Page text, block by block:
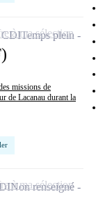
missions de
de Lacanau durant la
CDITemps plein
à ma sélection
Non renseigné
à ma sélection